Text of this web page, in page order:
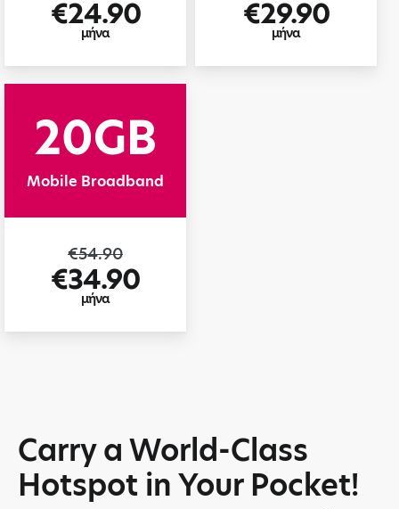
€24.90
μήνα
€29.90
μήνα
20GB
Mobile Broadband
€54.90
€34.90
μήνα
Carry a World-Class
Hotspot in Your Pocket!